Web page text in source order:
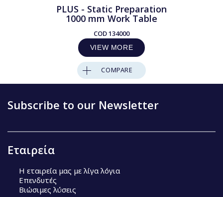
PLUS - Static Preparation
1000 mm Work Table
COD134000
VIEW MORE
COMPARE
Subscribe to our Newsletter
Εταιρεία
Η εταιρεία μας με λίγα λόγια
Επενδυτές
Βιώσιμες λύσεις